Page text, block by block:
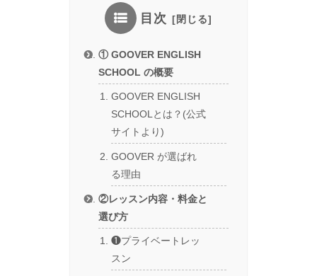
目次
① GOOVER ENGLISH
SCHOOL の概要
GOOVER ENGLISH
SCHOOLとは？(公式
サイトより)
GOOVER が選ばれ
る理由
②レッスン内容・料金と
選び方
❶プライベートレッ
スン